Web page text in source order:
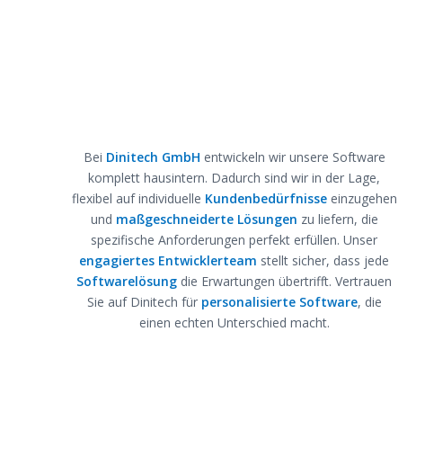
Bei Dinitech GmbH entwickeln wir unsere Software
komplett hausintern. Dadurch sind wir in der Lage,
flexibel auf individuelle Kundenbedürfnisseeinzugehen
und maßgeschneiderte Lösungen zu liefern, die
spezifische Anforderungen perfekt erfüllen. Unser
engagiertes Entwicklerteam stellt sicher, dass jede
Softwarelösung die Erwartungen übertrifft. Vertrauen
Sie auf Dinitech für personalisierte Software, die
einen echten Unterschied macht.